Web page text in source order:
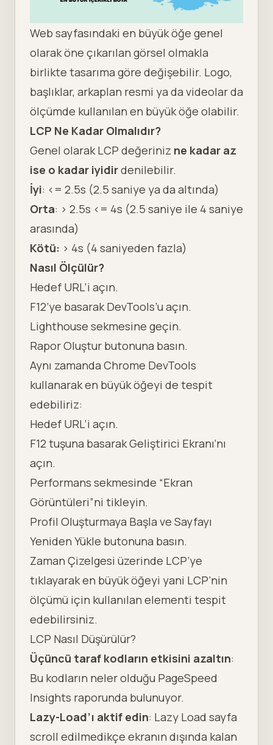
Web sayfasındaki en büyük öğe genel
olarak öne çıkarılan görsel olmakla
birlikte tasarıma göre değişebilir. Logo,
başlıklar, arkaplan resmi ya da videolar da
ölçümde kullanılan en büyük öğe olabilir.
LCP Ne Kadar Olmalıdır?
Genel olarak LCP değeriniz ne kadar az
ise o kadar iyidirdenilebilir.
İyi: <= 2.5s (2.5 saniye ya da altında)
Orta: > 2.5s <= 4s (2.5 saniye ile 4 saniye
arasında)
Kötü: > 4s (4 saniyeden fazla)
Nasıl Ölçülür?
Hedef URL’i açın.
F12’ye basarak DevTools’u açın.
Lighthouse sekmesine geçin.
Rapor Oluştur butonuna basın.
Aynı zamanda Chrome DevTools
kullanarak en büyük öğeyi de tespit
edebiliriz:
Hedef URL’i açın.
F12 tuşuna basarak Geliştirici Ekranı’nı
açın.
Performans sekmesinde “Ekran
Görüntüleri”ni tikleyin.
Profil Oluşturmaya Başla ve Sayfayı
Yeniden Yükle butonuna basın.
Zaman Çizelgesi üzerinde LCP’ye
tıklayarak en büyük öğeyi yani LCP’nin
ölçümü için kullanılan elementi tespit
edebilirsiniz.
LCP Nasıl Düşürülür?
Üçüncü taraf kodların etkisini azaltın:
Bu kodların neler olduğu PageSpeed
Insights raporunda bulunuyor.
Lazy-Load’ı aktif edin: Lazy Load sayfa
scroll edilmedikçe ekranın dışında kalan